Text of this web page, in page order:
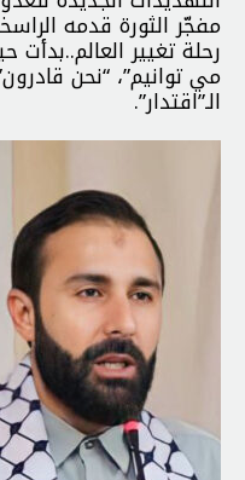
مفجّر الثورة قدمه
رحلة تغيير
مي توانيم”، “نحن
الـ”اقتدار”.